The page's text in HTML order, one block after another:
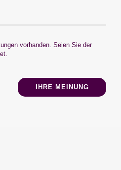
vorhanden. Seien Sie der
IHRE MEINUNG